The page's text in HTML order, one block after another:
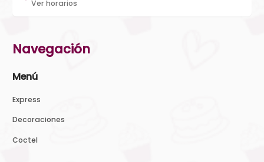
Ver horarios
Navegación
Menú
Express
Decoraciones
Coctel